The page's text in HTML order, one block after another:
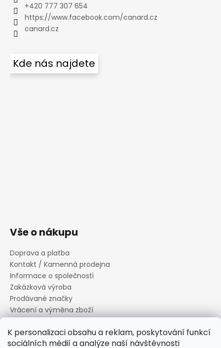
K personalizaci obsahu a reklam, poskytování funkcí
sociálních médií a analýze naší návštěvnosti
+420 777 307 654
https://www.facebook.com/canard.cz
canard.cz
Kde nás najdete
Vše o nákupu
Doprava a platba
Kontakt / Kamenná prodejna
Informace o společnosti
Zakázková výroba
Prodávané značky
Vrácení a výměna zboží
Informace o souborech cookies
Reklamační řád